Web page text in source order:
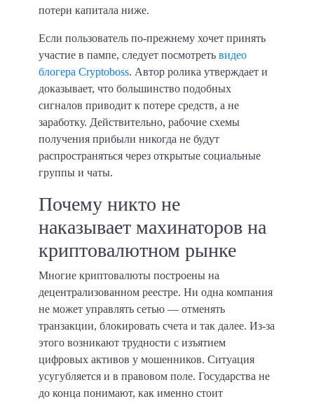
потери капитала ниже.
Если пользователь по-прежнему хочет принять
участие в пампе, следует посмотреть видео
блогера Cryptoboss. Автор ролика утверждает и
доказывает, что большинство подобных
сигналов приводит к потере средств, а не
заработку. Действительно, рабочие схемы
получения прибыли никогда не будут
распространяться через открытые социальные
группы и чаты.
Почему никто не
наказывает махинаторов на
криптовалютном рынке
Многие криптовалюты построены на
децентрализованном реестре. Ни одна компания
не может управлять сетью — отменять
транзакции, блокировать счета и так далее. Из-за
этого возникают трудности с изъятием
цифровых активов у мошенников. Ситуация
усугубляется и в правовом поле. Государства не
до конца понимают, как именно стоит